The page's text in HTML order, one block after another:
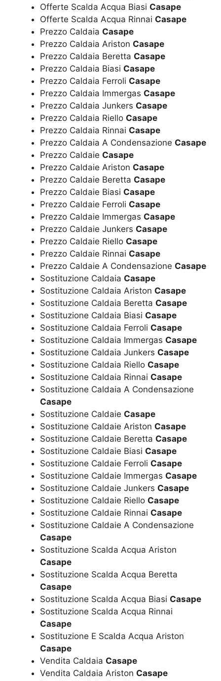
Offerte Scalda Acqua Biasi Casape
Offerte Scalda Acqua Rinnai Casape
Prezzo Caldaia Casape
Prezzo Caldaia Ariston Casape
Prezzo Caldaia Beretta Casape
Prezzo Caldaia Biasi Casape
Prezzo Caldaia Ferroli Casape
Prezzo Caldaia Immergas Casape
Prezzo Caldaia Junkers Casape
Prezzo Caldaia Riello Casape
Prezzo Caldaia Rinnai Casape
Prezzo Caldaia A Condensazione Casape
Prezzo Caldaie Casape
Prezzo Caldaie Ariston Casape
Prezzo Caldaie Beretta Casape
Prezzo Caldaie Biasi Casape
Prezzo Caldaie Ferroli Casape
Prezzo Caldaie Immergas Casape
Prezzo Caldaie Junkers Casape
Prezzo Caldaie Riello Casape
Prezzo Caldaie Rinnai Casape
Prezzo Caldaie A Condensazione Casape
Sostituzione Caldaia Casape
Sostituzione Caldaia Ariston Casape
Sostituzione Caldaia Beretta Casape
Sostituzione Caldaia Biasi Casape
Sostituzione Caldaia Ferroli Casape
Sostituzione Caldaia Immergas Casape
Sostituzione Caldaia Junkers Casape
Sostituzione Caldaia Riello Casape
Sostituzione Caldaia Rinnai Casape
Sostituzione Caldaia A Condensazione
Casape
Sostituzione Caldaie Casape
Sostituzione Caldaie Ariston Casape
Sostituzione Caldaie Beretta Casape
Sostituzione Caldaie Biasi Casape
Sostituzione Caldaie Ferroli Casape
Sostituzione Caldaie Immergas Casape
Sostituzione Caldaie Junkers Casape
Sostituzione Caldaie Riello Casape
Sostituzione Caldaie Rinnai Casape
Sostituzione Caldaie A Condensazione
Casape
Sostituzione Scalda Acqua Ariston
Casape
Sostituzione Scalda Acqua Beretta
Casape
Sostituzione Scalda Acqua Biasi Casape
Sostituzione Scalda Acqua Rinnai
Casape
Sostituzione E Scalda Acqua Ariston
Casape
Vendita Caldaia Casape
Vendita Caldaia Ariston Casape